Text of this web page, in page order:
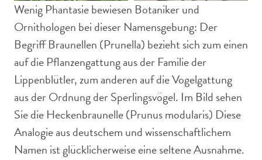
Wenig Phantasie bewiesen Botaniker und
Ornithologen bei dieser Namensgebung: Der
Begriff Braunellen (Prunella) bezieht sich zum einen
auf die Pflanzengattung aus der Familie der
Lippenblütler, zum anderen auf die Vogelgattung
aus der Ordnung der Sperlingsvögel. Im Bild sehen
Sie die Heckenbraunelle (Prunus modularis) Diese
Analogie aus deutschem und wissenschaftlichem
Namen ist glücklicherweise eine seltene Ausnahme.